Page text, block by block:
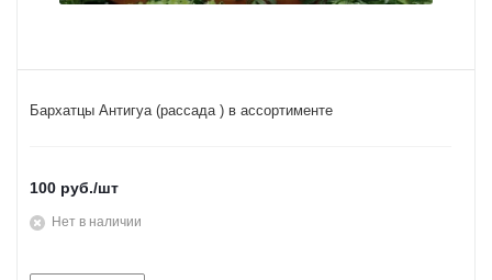
Бархатцы Антигуа (рассада ) в ассортименте
100 руб./шт
Нет в наличии